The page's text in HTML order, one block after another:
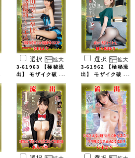
選択
3-61963 【極秘流
出】 モザイク破 ...
選択
3-61962 【極秘流
出】 モザイク破 ...